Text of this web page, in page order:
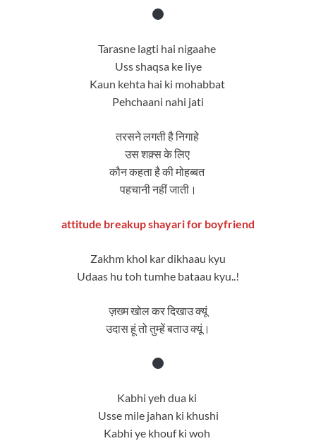
Tarasne lagti hai nigaahe
Uss shaqsa ke liye
Kaun kehta hai ki mohabbat
Pehchaani nahi jati
तरसने लगती है निगाहे
उस शक़्स के लिए
कौन कहता है की मोहब्बत
पहचानी नहीं जाती।
attitude breakup shayari for boyfriend
Zakhm khol kar dikhaau kyu
Udaas hu toh tumhe bataau kyu..!
ज़ख्म खोल कर दिखाउ क्यूं
उदास हूं तो तुम्हें बताउ क्यूं।
Kabhi yeh dua ki
Usse mile jahan ki khushi
Kabhi ye khouf ki woh